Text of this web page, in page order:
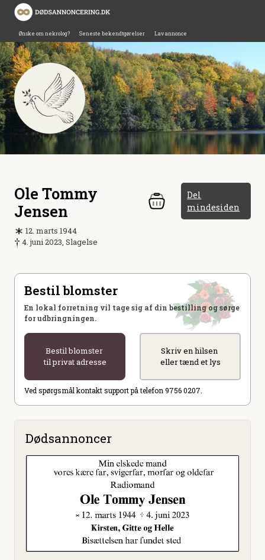
Ønske om nekrolog? Seneste bekendtgørelser Lav annonce
Ole Tommy
Jensen
Del
mindesiden
12. marts 1944
4. juni 2023, Slagelse
Bestil blomster
En lokal forretning vil tage sig af din bestilling og sørge
for udbringningen.
Bestil blomster
til privat adresse
Skriv en hilsen
eller tænd et lys
Ved spørgsmål kontakt support på telefon 9756 0207.
Dødsannoncer